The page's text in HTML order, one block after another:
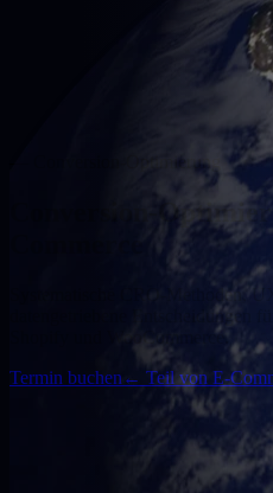
— Conversion-Optimierung
Conversion-
Systematische CRO-Methoden,
datengetriebene Entscheidungen
Shopify und WooCommerce.
Termin buchen ← Teil von E-